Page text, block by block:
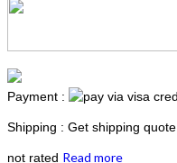
Payment :
Shipping : Get shipping quote
not rated Read more